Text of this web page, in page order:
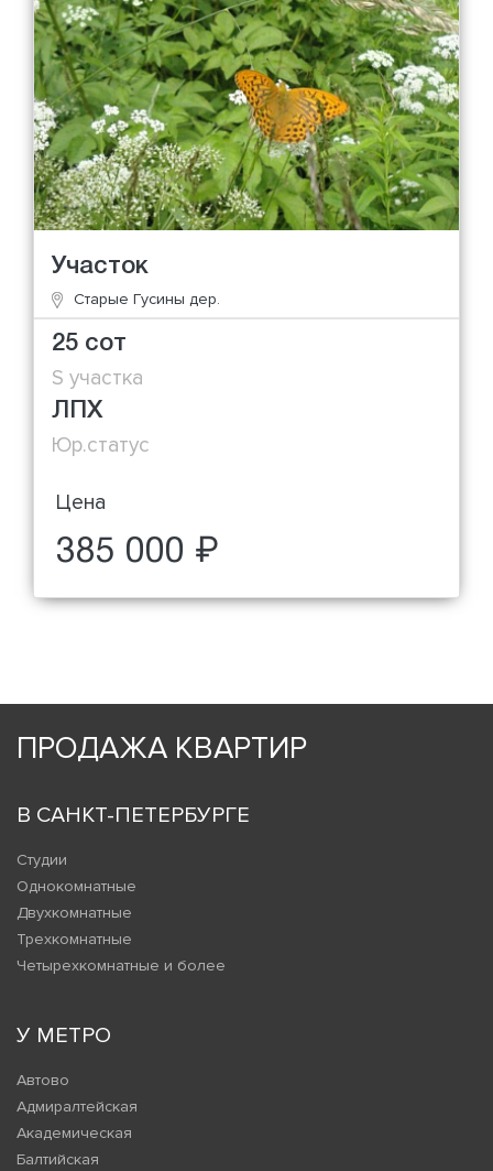
Участок
Старые Гусины дер.
25 сот
S участка
ЛПХ
Юр.статус
Цена
385 000 ₽
ПРОДАЖА КВАРТИР
В САНКТ-ПЕТЕРБУРГЕ
Студии
Однокомнатные
Двухкомнатные
Трехкомнатные
Четырехкомнатные и более
У МЕТРО
Автово
Адмиралтейская
Академическая
Балтийская